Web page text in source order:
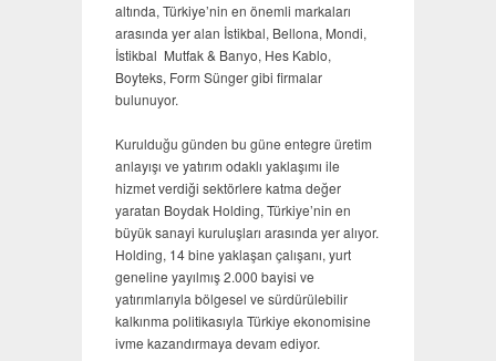
altında, Türkiye’nin en önemli markaları
arasında yer alan İstikbal, Bellona, Mondi,
İstikbal Mutfak & Banyo, Hes Kablo,
Boyteks, Form Sünger gibi firmalar
bulunuyor.
Kurulduğu günden bu güne entegre üretim
anlayışı ve yatırım odaklı yaklaşımı ile
hizmet verdiği sektörlere katma değer
yaratan Boydak Holding, Türkiye’nin en
büyük sanayi kuruluşları arasında yer alıyor.
Holding, 14 bine yaklaşan çalışanı, yurt
geneline yayılmış 2.000 bayisi ve
yatırımlarıyla bölgesel ve sürdürülebilir
kalkınma politikasıyla Türkiye ekonomisine
ivme kazandırmaya devam ediyor.